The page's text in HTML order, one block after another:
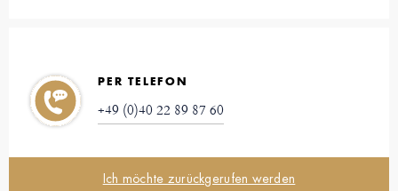
PER TELEFON
+49 (0)40 22 89 87 60
Ich möchte zurückgerufen werden